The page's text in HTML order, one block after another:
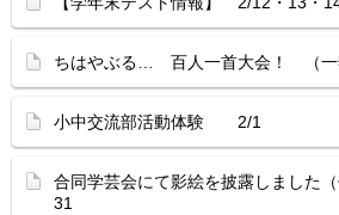
ちはやぶる… 百人一首大会！ （
小中交流部活動体験 2/1
合同学芸会にて影絵を披露しました
31